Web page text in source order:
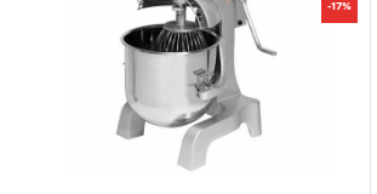
-17%